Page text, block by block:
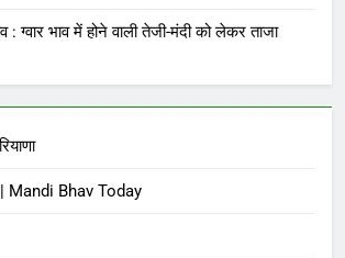
: ग्वार भाव में होने वाली तेजी-मंदी को लेकर ताजा
Mandi Bhav Today